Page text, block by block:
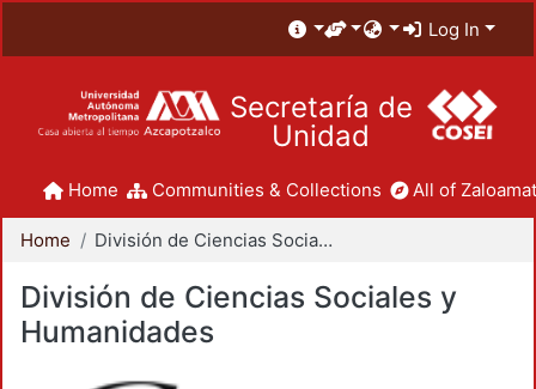
Log In
Secretaría de
Unidad
Home Communities & Collections All of
Home División de Ciencias Sociales y Humanidades
División de Ciencias Sociales y
Humanidades